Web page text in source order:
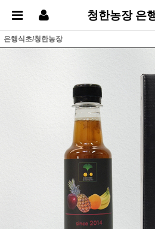
청한농장 은
은행식초/청한농장